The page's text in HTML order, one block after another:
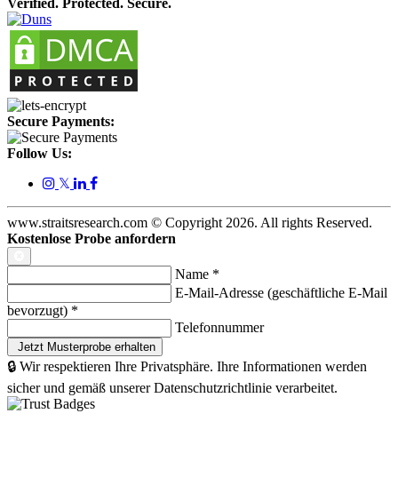
Verified. Protected. Secure.
Secure Payments:
Follow Us:
𝕏
www.straitsresearch.com © Copyright 2026. All rights Reserved.
Kostenlose Probe anfordern
Name *
E-Mail-Adresse (geschäftliche E-Mail
bevorzugt) *
Telefonnummer
🔒 Wir respektieren Ihre Privatsphäre. Ihre Informationen werden
sicher und gemäß unserer Datenschutzrichtlinie verarbeitet.